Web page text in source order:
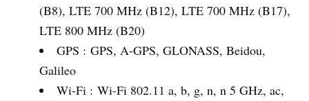
(B8), LTE 700 MHz (B12), LTE 700 MHz (B17),
LTE 800 MHz (B20)
GPS : GPS, A-GPS, GLONASS, Beidou,
Galileo
Wi-Fi : Wi-Fi 802.11 a, b, g, n, n 5 GHz, ac,